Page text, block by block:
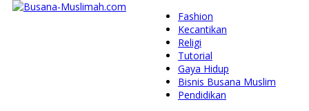
Fashion
Kecantikan
Religi
Tutorial
Gaya Hidup
Bisnis Busana Muslim
Pendidikan